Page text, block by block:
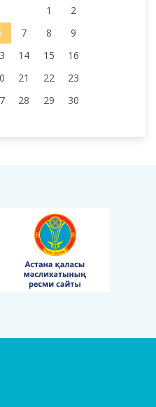
1
2
7 8
9
14 15
16
21 22
23
28 29
30